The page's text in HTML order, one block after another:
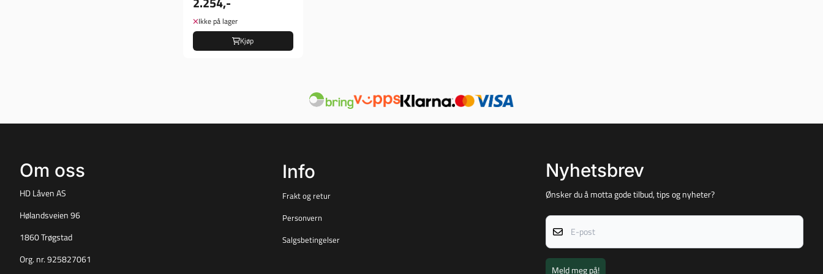
Ikke på lager
Kjøp
Om oss
HD Låven AS
Hølandsveien 96
1860 Trøgstad
Org. nr. 925827061
Info
Frakt og retur
Personvern
Salgsbetingelser
Nyhetsbrev
Ønsker du å motta gode tilbud, tips og nyheter?
E-post
Meld meg på!